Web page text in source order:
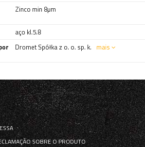
Zinco min 8µm
aço kl.5.8
Dromet Spółka z o. o. sp. k. mais
SOBRE O PRODUTO